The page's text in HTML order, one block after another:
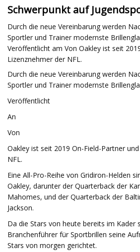
Schwerpunkt auf
Durch die neue Vereinbarung werden
Sportler und Trainer modernste
Veröffentlicht am Von Oakley ist seit
Lizenznehmer der NFL.
Durch die neue Vereinbarung werden
Sportler und Trainer modernste
Veröffentlicht
An
Von
Oakley ist seit 2019 On-Field-Partner
NFL.
Eine All-Pro-Reihe von Gridiron-Helden
Oakley, darunter der Quarterback der
Mahomes, und der Quarterback der
Jackson.
Da die Stars von heute bereits im Kader
Branchenführer für Sportbrillen seine
Stars von morgen gerichtet.